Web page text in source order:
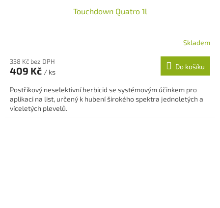
Touchdown Quatro 1l
produktu
je
z
5
hvězdiček.
Skladem
338 Kč bez DPH
409 Kč / ks
Do košíku
Postřikový neselektivní herbicid se systémovým účinkem pro
aplikaci na list, určený k hubení širokého spektra jednoletých a
víceletých plevelů.